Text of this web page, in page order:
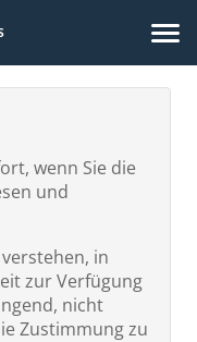
wenn Sie die
und
in
zur Verfügung
nicht
Zustimmung zu